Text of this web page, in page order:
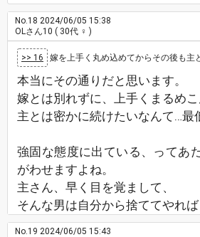
No.18 2024/06/05 15:38
OLさん10 ( 30代 ♀ )
>> 16 嫁を上手く丸め込めてからその後も主と遊び続けようって意味だと思います。 本気
本当にその通りだと思います。
嫁とは別れずに、上手くまるめこ
主とは密かに続けたいなんて…最
強固な態度に出ている、ってあ
がわせますよね。
主さん、早く目を覚まして、
そんな男は自分から捨ててやれば
No.19 2024/06/05 15:43